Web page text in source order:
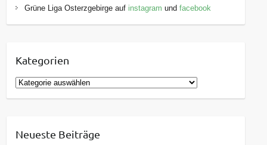
Grüne Liga Osterzgebirge auf instagram undfacebook
Kategorien
K
a
g
Neueste Beiträge